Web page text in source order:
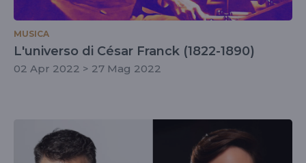
MUSICA
L'universo di César Franck (1822-1890)
02 Apr 2022 > 27 Mag 2022